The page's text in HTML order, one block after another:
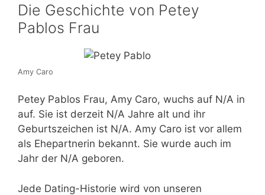
Die Geschichte von Petey
Pablos Frau
Amy Caro
Petey Pablos Frau, Amy Caro, wuchs auf N/A in
auf. Sie ist derzeit N/A Jahre alt und ihr
Geburtszeichen ist N/A. Amy Caro ist vor allem
als Ehepartnerin bekannt. Sie wurde auch im
Jahr der N/A geboren.
Jede Dating-Historie wird von unseren